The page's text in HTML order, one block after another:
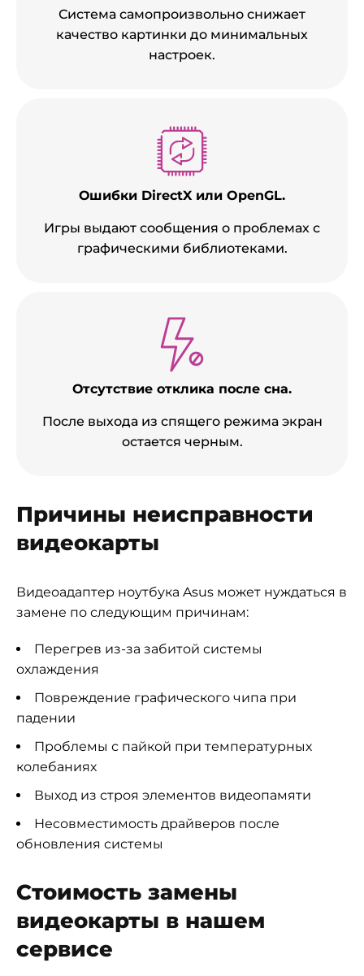
Система самопроизвольно снижает
качество картинки до минимальных
настроек.
Ошибки DirectX или OpenGL.
Игры выдают сообщения о проблемах с
графическими библиотеками.
Отсутствие отклика после сна.
После выхода из спящего режима экран
остается черным.
Причины неисправности
видеокарты
Видеоадаптер ноутбука Asus может нуждаться в
замене по следующим причинам:
Перегрев из-за забитой системы
охлаждения
Повреждение графического чипа при
падении
Проблемы с пайкой при температурных
колебаниях
Выход из строя элементов видеопамяти
Несовместимость драйверов после
обновления системы
Стоимость замены
видеокарты в нашем
сервисе